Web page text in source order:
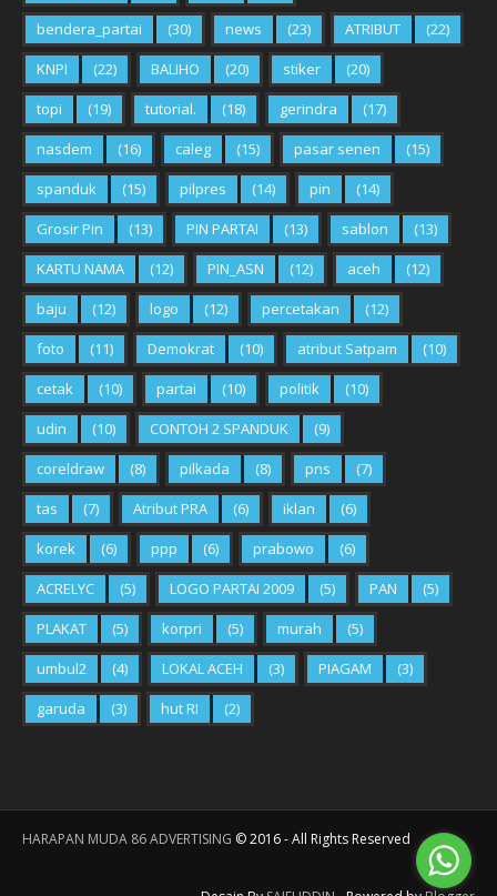
bendera_partai
(30) news (23) ATRIBUT
(22)
KNPI
(22) BALIHO (20) stiker
(20)
topi
(19) tutorial. (18) gerindra
(17)
nasdem
(16) caleg (15) pasar senen
(15)
spanduk
(15) pilpres (14) pin
(14)
Grosir Pin
(13) PIN PARTAI (13) sablon
(13)
KARTU NAMA
(12) PIN_ASN (12) aceh
(12)
baju
(12) logo (12) percetakan
(12)
foto
(11) Demokrat (10) atribut Satpam
(10)
cetak
(10) partai (10) politik
(10)
udin
(10) CONTOH 2 SPANDUK
(9)
coreldraw
(8) pilkada (8) pns
(7)
tas
(7) Atribut PRA (6) iklan
(6)
korek
(6) ppp (6) prabowo
(6)
ACRELYC
(5) LOGO PARTAI 2009 (5) PAN
(5)
PLAKAT
(5) korpri (5) murah
(5)
umbul2
(4) LOKAL ACEH (3) PIAGAM
(3)
garuda
(3) hut RI (2)
HARAPAN MUDA 86 ADVERTISING ©2016- All Rights Reserved